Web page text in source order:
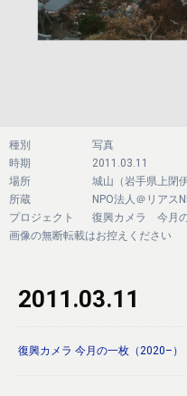
種別
写真
時期
2011.03.11
場所
城山（岩手県上閉
所蔵
NPO法人＠リアス
プロジェクト
復興カメラ 今月
画像の無断転載はお控えください
2011.03.11
復興カメラ 今月の一枚（2020–）